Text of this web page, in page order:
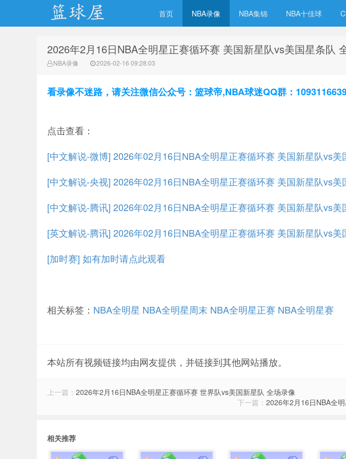
NBA录像网
首页 NBA录像 NBA集锦 NBA十佳球
2026年2月16日NBA全明星正赛循环赛 美国新星队vs美国星条队
NBA录像 2026-02-16 09:28:03
看录像不迷路，请关注微信公众号：篮球帝,NBA球迷QQ群：
点击查看：
[中文解说-微博] 2026年02月16日NBA全明星正赛循环赛 美国新星队vs美
[中文解说-央视] 2026年02月16日NBA全明星正赛循环赛 美国新星队vs美
[中文解说-腾讯] 2026年02月16日NBA全明星正赛循环赛 美国新星队vs美
[英文解说-腾讯] 2026年02月16日NBA全明星正赛循环赛 美国新星队vs美
[加时赛] 如有加时请点此观看
相关标签： NBA全明星 NBA全明星周末 NBA全明星正赛 NBA全明星赛
本站所有视频链接均由网友提供，并链接到其他网站播放。
上一篇： 2026年2月16日NBA全明星正赛循环赛 世界队vs美国新星队 全场录像
下一篇： 2026年2月16日NBA全
相关推荐